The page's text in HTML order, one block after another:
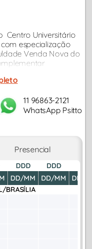
Centro Universitário
especialização
Venda Nova do
11 96863-2121
WhatsApp Psitto
Presencial
DDD
DD/MM
DDD
DD/MM
DD/
BRASÍLIA